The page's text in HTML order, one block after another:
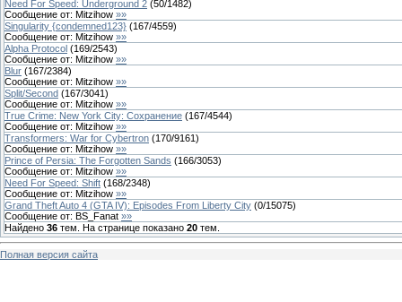
Need For Speed: Underground 2 (50/1482)
Сообщение от: Mitzihow »»
Singularity {condemned123} (167/4559)
Сообщение от: Mitzihow »»
Alpha Protocol (169/2543)
Сообщение от: Mitzihow »»
Blur (167/2384)
Сообщение от: Mitzihow »»
Split/Second (167/3041)
Сообщение от: Mitzihow »»
True Crime: New York City: Сохранение (167/4544)
Сообщение от: Mitzihow »»
Transformers: War for Cybertron (170/9161)
Сообщение от: Mitzihow »»
Prince of Persia: The Forgotten Sands (166/3053)
Сообщение от: Mitzihow »»
Need For Speed: Shift (168/2348)
Сообщение от: Mitzihow »»
Grand Theft Auto 4 (GTA IV): Episodes From Liberty City (0/15075)
Сообщение от: BS_Fanat »»
Найдено 36 тем. На странице показано 20 тем.
Полная версия сайта